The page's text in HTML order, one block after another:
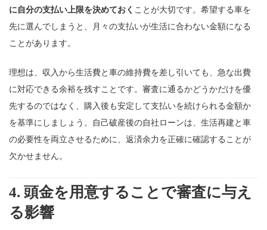
に自分の支払い上限を決めておく ことが大切です。希望する車を
先に選んでしまうと、月々の支払いが生活に合わない金額になる
ことがあります。
理想は、収入から生活費と車の維持費を差し引いても、急な出費
に対応できる余裕を残すことです。審査に通るかどうかだけを優
先するのではなく、購入後も安定して支払いを続けられる金額か
を基準にしましょう。自己破産後の自社ローンは、生活再建と車
の必要性を両立させるために、返済余力を正確に確認することが
欠かせません。
4. 頭金を用意することで審査に与え
る影響